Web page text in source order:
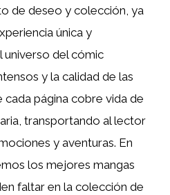
de deseo y colección, ya
única y
del cómic
y la calidad de las
cada página cobre vida de
transportando al lector
y aventuras. En
los mejores mangas
faltar en la colección de